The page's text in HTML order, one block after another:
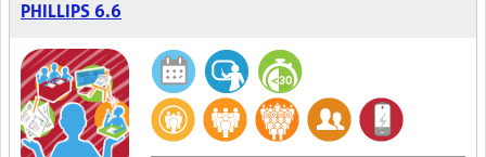
PHILLIPS 6.6